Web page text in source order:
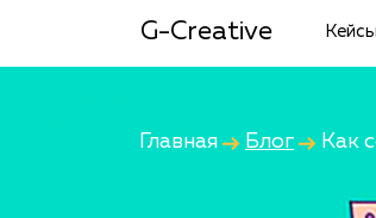
G-Creative Кейсы
Главная Блог Как